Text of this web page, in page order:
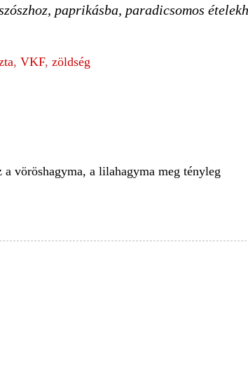
paprikásba, paradicsomos
, VKF, zöldség
vöröshagyma, a lilahagyma meg tényleg